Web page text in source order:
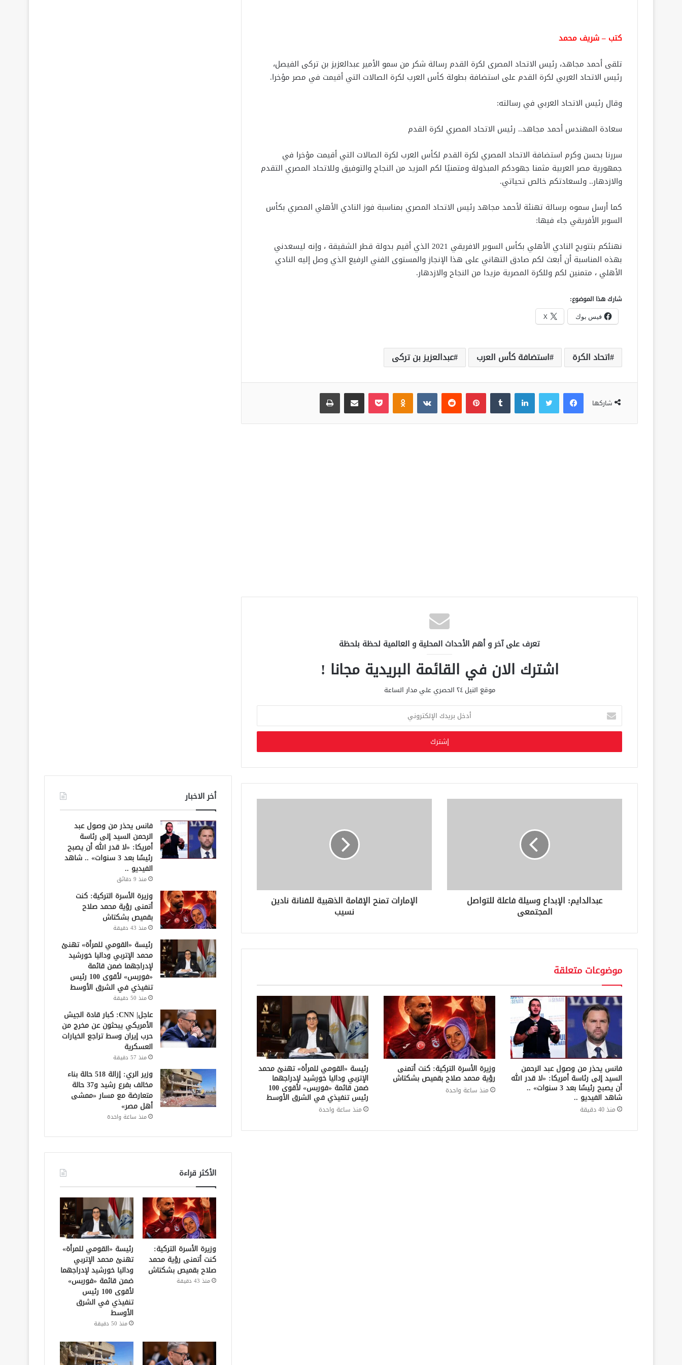
كتب – شريف محمد
تلقى أحمد مجاهد، رئيس الاتحاد المصرى لكرة القدم رسالة شكر من سمو الأمير عبدالعزيز بن تركى الفيصل،
رئيس الاتحاد العربي لكرة القدم على استضافة بطولة كأس العرب لكرة الصالات التي أقيمت في مصر مؤخرا.
وقال رئيس الاتحاد العربي في رسالته:
سعادة المهندس أحمد مجاهد.. رئيس الاتحاد المصري لكرة القدم
سررنا بحسن وكرم استضافة الاتحاد المصري لكرة القدم لكأس العرب لكرة الصالات التي أقيمت مؤخرا في
جمهورية مصر العربية مثمنا جهودكم المبذولة ومتمنيًا لكم المزيد من النجاح والتوفيق وللاتحاد المصري التقدم
والازدهار.. ولسعادتكم خالص تحياتي.
كما أرسل سموه برسالة تهنئة لأحمد مجاهد رئيس الاتحاد المصري بمناسبة فوز النادي الأهلي المصري بكأس
السوبر الأفريقي جاء فيها:
نهنئكم بتتويج النادي الأهلي بكأس السوبر الافريقي 2021 الذي أقيم بدولة قطر الشقيقة ، وإنه ليسعدني
بهذه المناسبة أن أبعث لكم صادق التهاني على هذا الإنجاز والمستوى الفني الرفيع الذي وصل إليه النادي
الأهلي ، متمنين لكم وللكرة المصرية مزيدا من النجاح والازدهار.
شارك هذا الموضوع:
فيس بوك X
اتحاد الكرة استضافة كأس العرب عبدالعزيز بن تركى
شاركها
فيسبوك لينكدإن بينتيريست بوكيت
تعرف على آخر و أهم الأحداث المحلية و العالمية لحظة بلحظة
اشترك الان في القائمة البريدية مجانا !
موقع النيل ٢٤ الحصري علي مدار الساعة
خ
ب
د
ك
ن
عبدالدايم: الإبداع وسيلة فاعلة للتواصل
المجتمعى
الإمارات تمنح الإقامة الذهبية للفنانة نادين
نسيب
موضوعات متعلقة
فانس يحذر من وصول عبد الرحمن
السيد إلى رئاسة أمريكا: «لا قدر الله
أن يصبح رئيسًا بعد 3 سنوات» ..
شاهد الفيديو ..
منذ 40 دقيقة
وزيرة الأسرة التركية: كنت أتمنى
رؤية محمد صلاح بقميص بشكتاش
منذ ساعة واحدة
رئيسة «القومي للمرأة» تهنئ محمد
الإتربي وداليا خورشيد لإدراجهما
ضمن قائمة «فوربس» لأقوى 100
رئيس تنفيذي في الشرق الأوسط
منذ ساعة واحدة
أخر الاخبار
فانس يحذر من وصول عبد
الرحمن السيد إلى رئاسة
أمريكا: «لا قدر الله أن يصبح
رئيسًا بعد 3 سنوات» .. شاهد
الفيديو ..
منذ 9 دقائق
وزيرة الأسرة التركية: كنت
أتمنى رؤية محمد صلاح
بقميص بشكتاش
منذ 43 دقيقة
رئيسة «القومي للمرأة» تهنئ
محمد الإتربي وداليا خورشيد
لإدراجهما ضمن قائمة
«فوربس» لأقوى 100 رئيس
تنفيذي في الشرق الأوسط
منذ 50 دقيقة
عاجل| CNN: كبار قادة الجيش
الأمريكي يبحثون عن مخرج من
حرب إيران وسط تراجع الخيارات
العسكرية
منذ 57 دقيقة
وزير الري: إزالة 518 حالة بناء
مخالف بفرع رشيد و37 حالة
متعارضة مع مسار «ممشى
أهل مصر»
منذ ساعة واحدة
الأكثر قراءة
وزيرة الأسرة التركية:
كنت أتمنى رؤية محمد
صلاح بقميص بشكتاش
منذ 43 دقيقة
رئيسة «القومي للمرأة»
تهنئ محمد الإتربي
وداليا خورشيد لإدراجهما
ضمن قائمة «فوربس»
لأقوى 100 رئيس
تنفيذي في الشرق
الأوسط
منذ 50 دقيقة